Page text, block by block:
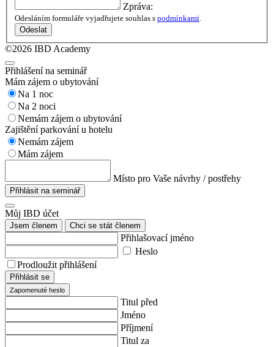
Zpráva:
Odesláním formuláře vyjadřujete souhlas s podmínkami
Odeslat
©2026 IBD Academy
Přihlášení na seminář
Mám zájem o ubytování
Na 1 noc
Na 2 noci
Nemám zájem o ubytování
Zajištění parkování u hotelu
Nemám zájem
Mám zájem
Místo pro Vaše návrhy / postřehy
Přihlásit na seminář
Můj IBD účet
Jsem členem Chci se stát členem
Přihlašovací jméno
Heslo
Prodloužit přihlášení
Přihlásit se
Zapomenuté heslo
Titul před
Jméno
Příjmení
Titul za